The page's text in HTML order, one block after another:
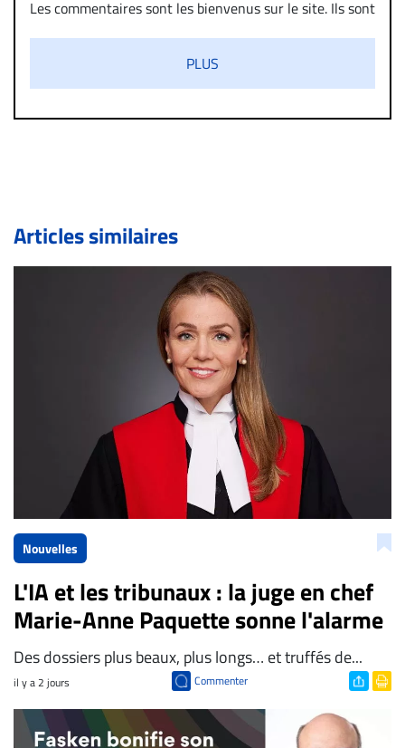
Les commentaires sont les bienvenus sur le site. Ils sont
diffamatoire. Si malgré cette politique de modération,
un commentaire publié sur le site vous dérange, prenez
immédiatement contact par courriel (info@droit-
de validation, un droit de réponse.
Bien à vous,
La Rédaction de Droit-inc.com
PLUS
Articles similaires
Nouvelles
L'IA et les tribunaux : la juge en chef
Marie-Anne Paquette sonne l'alarme
Des dossiers plus beaux, plus longs… et truffés de...
il y a 2 jours Commenter